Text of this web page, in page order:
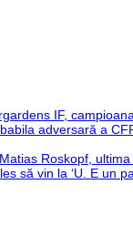
IF,
adversară a
Roskopf, ultima
să vin la ‘U. E un